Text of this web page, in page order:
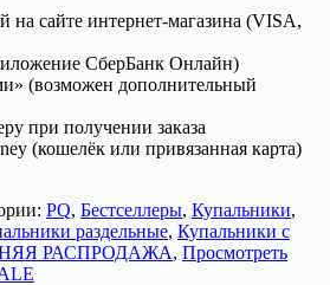
на сайте интернет-магазина (VISA,
СберБанк Онлайн)
(возможен дополнительный
при получении заказа
(кошелёк или привязанная карта)
PQ, Бестселлеры, Купальники,
раздельные, Купальники с
РАСПРОДАЖА, Просмотреть